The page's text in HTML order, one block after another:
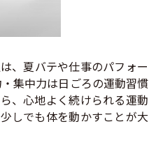
、夏バテや仕事のパフォー
集中力は日ごろの運動習慣
、心地よく続けられる運動
しでも体を動かすことが大